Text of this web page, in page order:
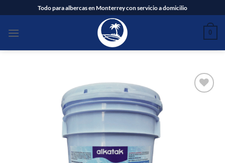
al
contenido
Todo para albercas en Monterrey con servicio a domicilio
0